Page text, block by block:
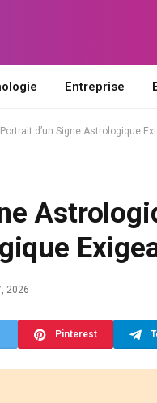
Entreprise
d’un Signe Astrologique
2026
Pinterest